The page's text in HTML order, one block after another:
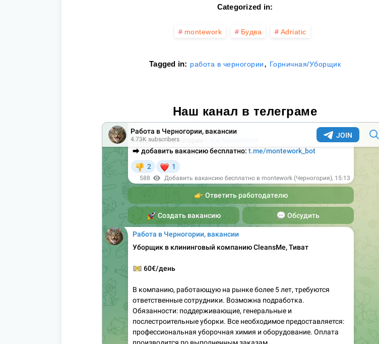
Categorized in:
montework Будва Adriatic
Tagged in: работа в черногории, Горничная/Уборщик
Наш канал в телеграме